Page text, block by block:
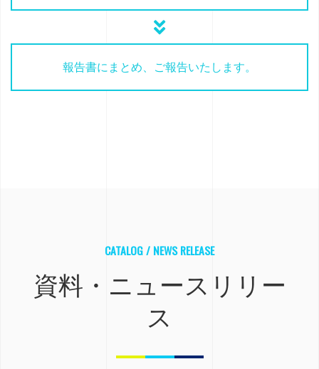
報告書にまとめ、ご報告いたします。
CATALOG / NEWS RELEASE
資料・ニュースリリー
ス